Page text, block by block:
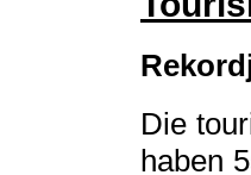
Die
haben